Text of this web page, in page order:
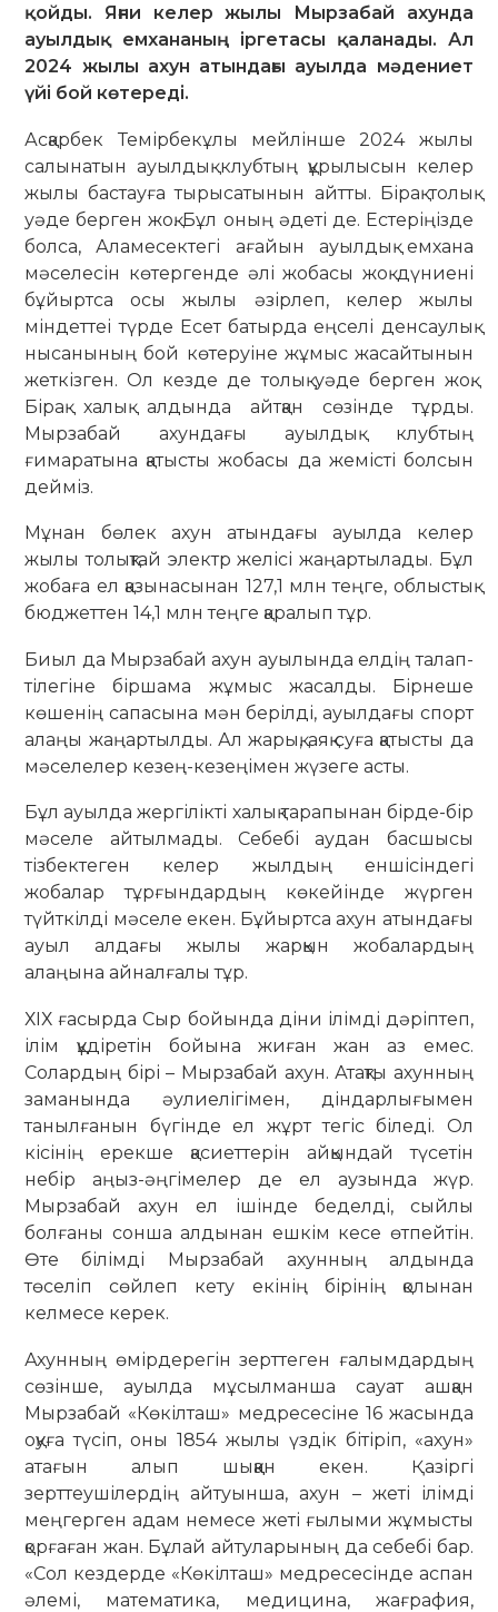
қойды. Яғни келер жылы Мырзабай ахунда
ауылдық емхананың іргетасы қаланады. Ал
2024 жылы ахун атындағы ауылда мәдениет
үйі бой көтереді.
Асқарбек Темірбекұлы мейлінше 2024 жылы
салынатын ауылдық клубтың құрылысын келер
жылы бастауға тырысатынын айтты. Бірақ толық
уәде берген жоқ. Бұл оның әдеті де. Естеріңізде
болса, Аламесектегі ағайын ауылдық емхана
мәселесін көтергенде әлі жобасы жоқ дүниені
бұйыртса осы жылы әзірлеп, келер жылы
міндеттеі түрде Есет батырда еңселі денсаулық
нысанының бой көтеруіне жұмыс жасайтынын
жеткізген. Ол кезде де толық уәде берген жоқ.
Бірақ халық алдында айтқан сөзінде тұрды.
Мырзабай ахундағы ауылдық клубтың
ғимаратына қатысты жобасы да жемісті болсын
дейміз.
Мұнан бөлек ахун атындағы ауылда келер
жылы толықтай электр желісі жаңартылады. Бұл
жобаға ел қазынасынан 127,1 млн теңге, облыстық
бюджеттен 14,1 млн теңге қаралып тұр.
Биыл да Мырзабай ахун ауылында елдің талап-
тілегіне біршама жұмыс жасалды. Бірнеше
көшенің сапасына мән берілді, ауылдағы спорт
алаңы жаңартылды. Ал жарық, аяқ суға қатысты да
мәселелер кезең-кезеңімен жүзеге асты.
Бұл ауылда жергілікті халық тарапынан бірде-бір
мәселе айтылмады. Себебі аудан басшысы
тізбектеген келер жылдың еншісіндегі
жобалар тұрғындардың көкейінде жүрген
түйткілді мәселе екен. Бұйыртса ахун атындағы
ауыл алдағы жылы жарқын жобалардың
алаңына айналғалы тұр.
ХІХ ғасырда Сыр бойында діни ілімді дәріптеп,
ілім құдіретін бойына жиған жан аз емес.
Солардың бірі – Мырзабай ахун. Атақты ахунның
заманында әулиелігімен, діндарлығымен
танылғанын бүгінде ел жұрт тегіс біледі. Ол
кісінің ерекше қасиеттерін айқындай түсетін
небір аңыз-әңгімелер де ел аузында жүр.
Мырзабай ахун ел ішінде беделді, сыйлы
болғаны сонша алдынан ешкім кесе өтпейтін.
Өте білімді Мырзабай ахунның алдында
төселіп сөйлеп кету екінің бірінің қолынан
келмесе керек.
Ахунның өмірдерегін зерттеген ғалымдардың
сөзінше, ауылда мұсылманша сауат ашқан
Мырзабай «Көкілташ» медресесіне 16 жасында
оқуға түсіп, оны 1854 жылы үздік бітіріп, «ахун»
атағын алып шыққан екен. Қазіргі
зерттеушілердің айтуынша, ахун – жеті ілімді
меңгерген адам немесе жеті ғылыми жұмысты
қорғаған жан. Бұлай айтуларының да себебі бар.
«Сол кездерде «Көкілташ» медресесінде аспан
әлемі, математика, медицина, жағрафия,